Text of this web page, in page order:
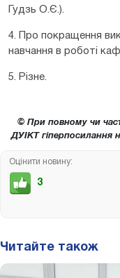
Гудзь О.Є.).
4. Про покращення
навчання в роботі
5. Різне.
© При повному чи
ДУІКТ гіперпосилання
Оцінити новину:
3
Читайте також